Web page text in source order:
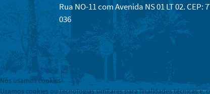
Rua NO-11 com Avenida NS 01 LT 02. CEP:
036
Nós usamos cookies
Usamos cookies ou tecnologias similares para finalidades técnicas